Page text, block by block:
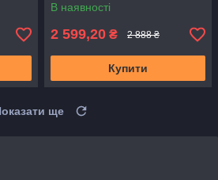
В наявності
2 599,20 ₴ 2 888 ₴
Купити
ще